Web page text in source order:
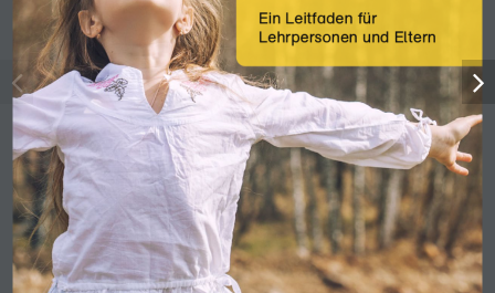
Ein Leitfaden für
Lehrpersonen und Eltern